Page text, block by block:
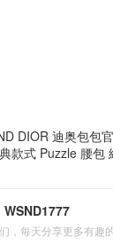
DIOR 迪奥包包
款式 Puzzle 腰包
WSND1777
，每天分享更多有趣